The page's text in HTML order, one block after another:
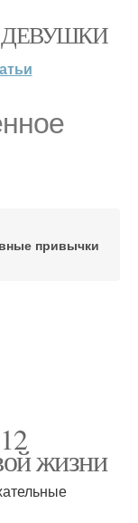
ДЕВУШКИ
привычки
жизни